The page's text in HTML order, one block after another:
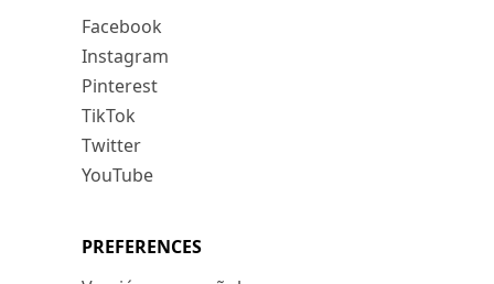
Facebook
Instagram
Pinterest
TikTok
Twitter
YouTube
PREFERENCES